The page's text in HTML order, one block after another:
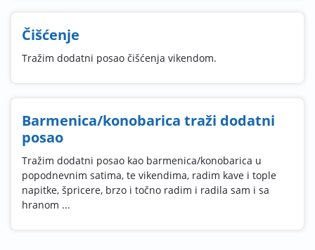
Čišćenje
Tražim dodatni posao čišćenja vikendom.
Barmenica/konobarica traži dodatni
posao
Tražim dodatni posao kao barmenica/konobarica u
popodnevnim satima, te vikendima, radim kave i tople
napitke, špricere, brzo i točno radim i radila sam i sa
hranom ...